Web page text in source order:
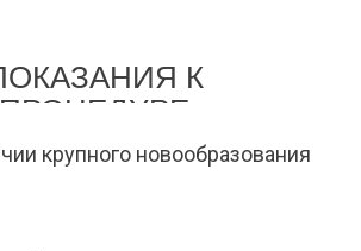
К
ПРОЦЕДУРЕ
крупного новообразования